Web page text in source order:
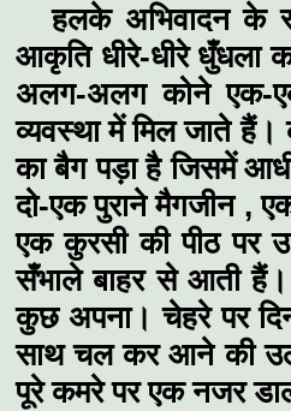
हलके अभिवादन के
आकृति धीरे-धीरे धुँधला
अलग-अलग कोने एक-
व्यवस्था में मिल जाते
का बैग पड़ा है जिसमें
दो-एक पुराने मैगजीन ,
एक कुरसी की पीठ पर
सँभाले बाहर से आती
कुछ अपना। चेहरे पर
साथ चल कर आने की
पूरे कमरे पर एक नजर